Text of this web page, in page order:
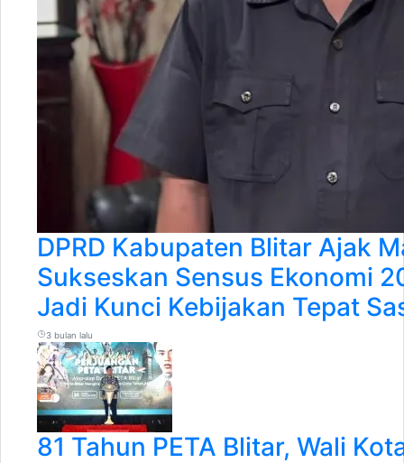
DPRD Kabupaten Blitar Ajak
Sukseskan Sensus Ekonomi
Jadi Kunci Kebijakan Tepat
3 bulan lalu
81 Tahun PETA Blitar, Wali